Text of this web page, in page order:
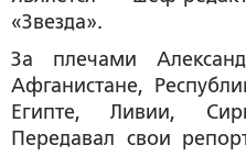
«Звезда».
За плечами
Афганистане,
Египте, Ливии,
Передавал свои